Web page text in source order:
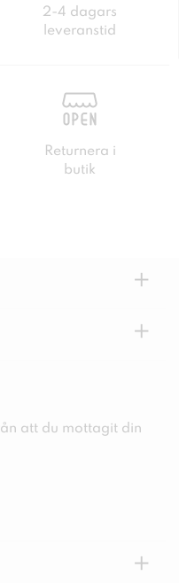
2-4 dagars
leveranstid
Returnera i
butik
+
+
att du mottagit din
+